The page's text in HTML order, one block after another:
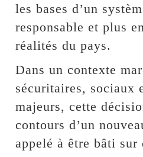
les bases d’un
responsable et plus
réalités du pays.
Dans un contexte
sécuritaires, sociaux
majeurs, cette
contours d’un
appelé à être bâti sur